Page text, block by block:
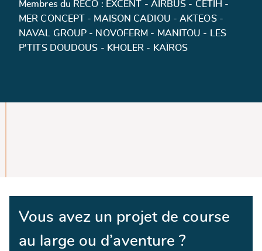
Membres du RECO : EXCENT - AIRBUS - CETIH -
MER CONCEPT - MAISON CADIOU - AKTEOS -
NAVAL GROUP - NOVOFERM - MANITOU - LES
P'TITS DOUDOUS - KHOLER - KAÏROS
Vous avez un projet de course
au large ou d’aventure ?